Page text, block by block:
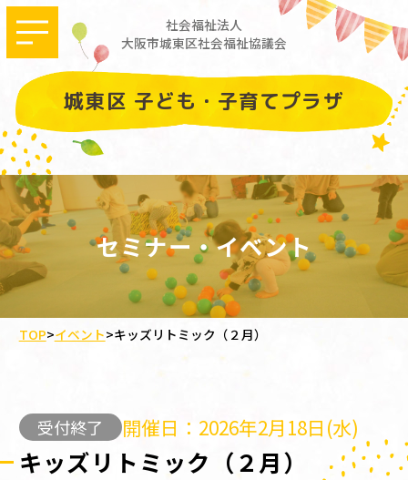
社会福祉法人
大阪市城東区社会福祉協議会
城東区 子ども・子育てプラザ
セミナー・イベント
TOP>イベント>キッズリトミック（２月）
受付終了 開催日：2026年2月18日(水)
キッズリトミック（２月）